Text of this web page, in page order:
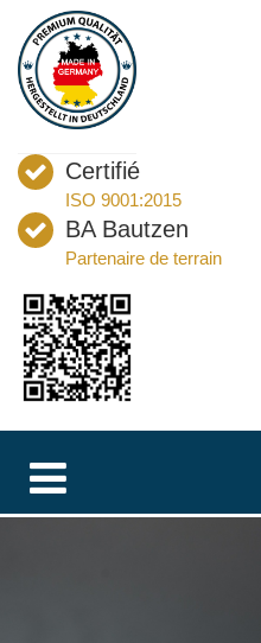
Certifié
ISO 9001:2015
BA Bautzen
Partenaire de terrain